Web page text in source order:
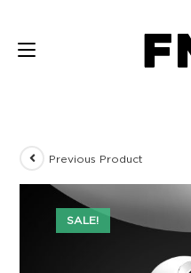
SALE!
Previous Product